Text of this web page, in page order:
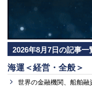
2026年8月7日の記事一
海運＜経営・全般＞
世界の金融機関、船舶